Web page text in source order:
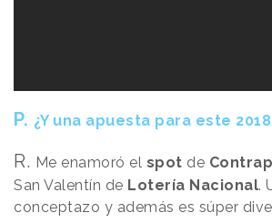
P. ¿Y una apuesta para este
R. Me enamoró el spot de
San Valentín de Lotería Nacional.
conceptazo y además es súper